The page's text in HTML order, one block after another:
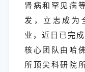
肾病和罕见病
发，立志成为
业，近日已完
核心团队由哈
所顶尖科研院